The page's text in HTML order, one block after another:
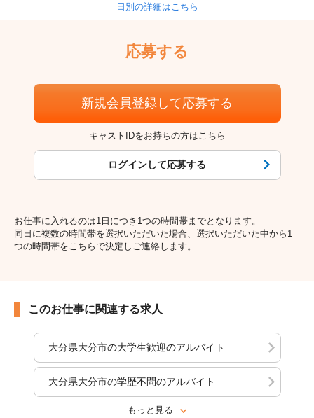
日別の詳細はこちら
応募する
新規会員登録して応募する
キャストIDをお持ちの方はこちら
ログインして応募する
お仕事に入れるのは1日につき1つの時間帯までとなります。
同日に複数の時間帯を選択いただいた場合、選択いただいた中から1
つの時間帯をこちらで決定しご連絡します。
このお仕事に関連する求人
大分県大分市の大学生歓迎のアルバイト
大分県大分市の学歴不問のアルバイト
もっと見る